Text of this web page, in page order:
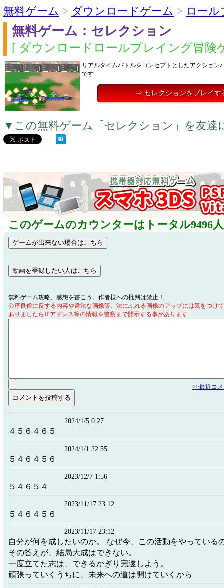
無料ゲーム > ダウンロードゲーム > ロー
無料ゲーム：セレクション
[ ダウンロードロールプレイング冒険
リアルタイムバトルをコンセプトとしたアクション
です
⇒ セレクションをプレイす
▼この無料ゲーム「セレクション」を友達
このゲームのカウンターはトータル9496
無料ゲーム攻略、感想を書こう。作者様への批判は禁止！
公序良俗に反する内容や違法な画像等、法にふれる画像のアップには気をつけ
ありましたらIPアドレス等の情報を警察まで開示する事があります
>>最近コ
2024/1/5 0:27
４５６４６５
2024/1/1 22:55
５４６４５６
2023/12/7 1:56
５４６５４
2023/11/17 23:12
５４６４５６
2023/11/17 23:12
自分が何を成したいのか。 なぜ今、この活動をやっている
その答えが、結局大成はできない。
一度立てた志は、できるかぎり完遂しよう。
頑張っていくうちに、未来への道は開けていくから